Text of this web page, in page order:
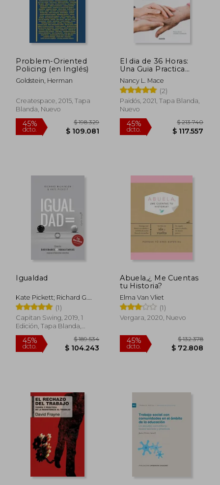
Problem-Oriented
Policing (en Inglés)
Goldstein, Herman
Createspace, 2015, Tapa
Blanda, Nuevo
45%
$ 109.081
El dia de 36 Horas:
Una Guia Practica
Para las Familias y
Cuidadoresde
Enfermos de
Alzheimer y Otras
Demencias: Nueva ed.
Nancy L. Mace
(2)
Paidós, 2021, Tapa Blanda,
Nuevo
45%
dcto.
Igualdad
Kate Pickett; Richard G.
Wilkinson
(1)
Capitan Swing, 2019, 1
Edición, Tapa Blanda,
Nuevo
45%
dcto. $ 104.243
Abuela,¿ Me Cuentas
tu Historia?
Elma Van Vliet
(1)
Vergara, 2020, Nuevo
45%
dcto.